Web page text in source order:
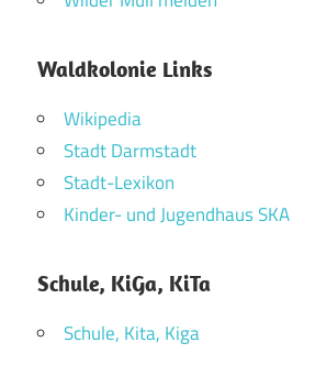
Waldkolonie Links
Wikipedia
Stadt Darmstadt
Stadt-Lexikon
Kinder- und Jugendhaus SKA
Schule, KiGa, KiTa
Schule, Kita, Kiga